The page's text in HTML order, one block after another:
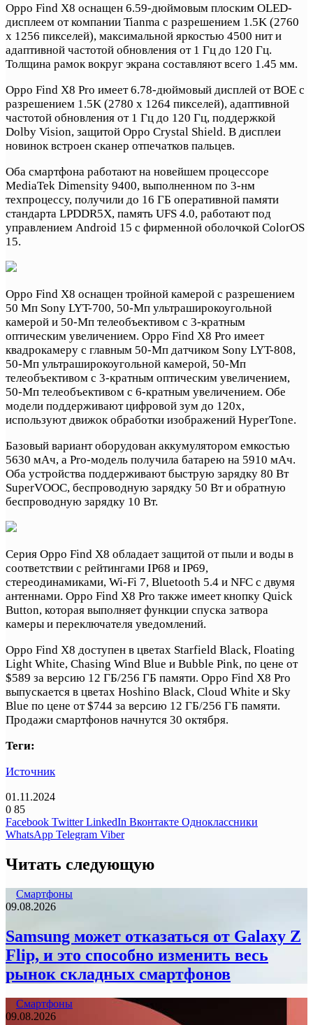
Oppo Find X8 оснащен 6.59-дюймовым плоским OLED-
дисплеем от компании Tianma с разрешением 1.5K (2760
х 1256 пикселей), максимальной яркостью 4500 нит и
адаптивной частотой обновления от 1 Гц до 120 Гц.
Толщина рамок вокруг экрана составляют всего 1.45 мм.
Oppo Find X8 Pro имеет 6.78-дюймовый дисплей от BOE с
разрешением 1.5K (2780 х 1264 пикселей), адаптивной
частотой обновления от 1 Гц до 120 Гц, поддержкой
Dolby Vision, защитой Oppo Crystal Shield. В дисплеи
новинок встроен сканер отпечатков пальцев.
Оба смартфона работают на новейшем процессоре
MediaTek Dimensity 9400, выполненном по 3-нм
техпроцессу, получили до 16 ГБ оперативной памяти
стандарта LPDDR5X, память UFS 4.0, работают под
управлением Android 15 с фирменной оболочкой ColorOS
15.
Oppo Find X8 оснащен тройной камерой с разрешением
50 Мп Sony LYT-700, 50-Мп ультраширокоугольной
камерой и 50-Мп телеобъективом с 3-кратным
оптическим увеличением. Oppo Find X8 Pro имеет
квадрокамеру с главным 50-Мп датчиком Sony LYT-808,
50-Мп ультраширокоугольной камерой, 50-Мп
телеобъективом с 3-кратным оптическим увеличением,
50-Мп телеобъективом с 6-кратным увеличением. Обе
модели поддерживают цифровой зум до 120x,
используют движок обработки изображений HyperTone.
Базовый вариант оборудован аккумулятором емкостью
5630 мАч, а Pro-модель получила батарею на 5910 мАч.
Оба устройства поддерживают быструю зарядку 80 Вт
SuperVOOC, беспроводную зарядку 50 Вт и обратную
беспроводную зарядку 10 Вт.
Серия Oppo Find X8 обладает защитой от пыли и воды в
соответствии с рейтингами IP68 и IP69,
стереодинамиками, Wi-Fi 7, Bluetooth 5.4 и NFC с двумя
антеннами. Oppo Find X8 Pro также имеет кнопку Quick
Button, которая выполняет функции спуска затвора
камеры и переключателя уведомлений.
Oppo Find X8 доступен в цветах Starfield Black, Floating
Light White, Chasing Wind Blue и Bubble Pink, по цене от
$589 за версию 12 ГБ/256 ГБ памяти. Oppo Find X8 Pro
выпускается в цветах Hoshino Black, Cloud White и Sky
Blue по цене от $744 за версию 12 ГБ/256 ГБ памяти.
Продажи смартфонов начнутся 30 октября.
Теги:
Источник
01.11.2024
0 85
Facebook Twitter LinkedIn Вконтакте Одноклассники
WhatsApp Telegram Viber
Читать следующую
Смартфоны
09.08.2026
Samsung может отказаться от Galaxy Z
Flip, и это способно изменить весь
рынок складных смартфонов
Смартфоны
09.08.2026